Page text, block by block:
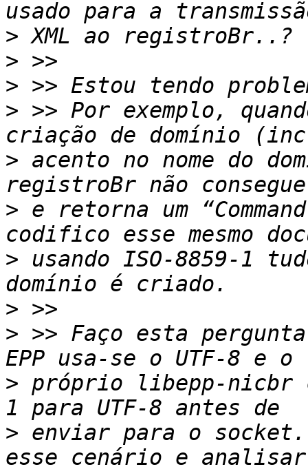
>
>
>
> >> Por exemplo,
> acento no nome do
> e retorna um
> usando ISO-8859-1
>
> >> Faço esta
> próprio libepp-nicbr
> enviar para o socket.